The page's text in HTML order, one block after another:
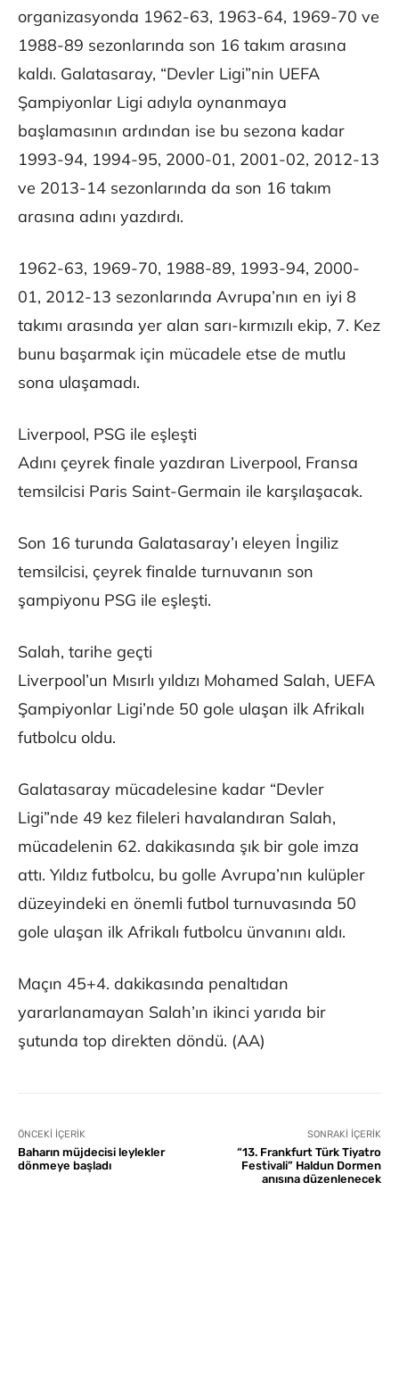
organizasyonda 1962-63, 1963-64, 1969-70 ve
1988-89 sezonlarında son 16 takım arasına
kaldı. Galatasaray, “Devler Ligi”nin UEFA
Şampiyonlar Ligi adıyla oynanmaya
başlamasının ardından ise bu sezona kadar
1993-94, 1994-95, 2000-01, 2001-02, 2012-13
ve 2013-14 sezonlarında da son 16 takım
arasına adını yazdırdı.
1962-63, 1969-70, 1988-89, 1993-94, 2000-
01, 2012-13 sezonlarında Avrupa’nın en iyi 8
takımı arasında yer alan sarı-kırmızılı ekip, 7. Kez
bunu başarmak için mücadele etse de mutlu
sona ulaşamadı.
Liverpool, PSG ile eşleşti
Adını çeyrek finale yazdıran Liverpool, Fransa
temsilcisi Paris Saint-Germain ile karşılaşacak.
Son 16 turunda Galatasaray’ı eleyen İngiliz
temsilcisi, çeyrek finalde turnuvanın son
şampiyonu PSG ile eşleşti.
Salah, tarihe geçti
Liverpool’un Mısırlı yıldızı Mohamed Salah, UEFA
Şampiyonlar Ligi’nde 50 gole ulaşan ilk Afrikalı
futbolcu oldu.
Galatasaray mücadelesine kadar “Devler
Ligi”nde 49 kez fileleri havalandıran Salah,
mücadelenin 62. dakikasında şık bir gole imza
attı. Yıldız futbolcu, bu golle Avrupa’nın kulüpler
düzeyindeki en önemli futbol turnuvasında 50
gole ulaşan ilk Afrikalı futbolcu ünvanını aldı.
Maçın 45+4. dakikasında penaltıdan
yararlanamayan Salah’ın ikinci yarıda bir
şutunda top direkten döndü. (AA)
ÖNCEKI İÇERIK
Baharın müjdecisi leylekler
dönmeye başladı
SONRAKI İÇERIK
“13. Frankfurt Türk Tiyatro
Festivali” Haldun Dormen
anısına düzenlenecek